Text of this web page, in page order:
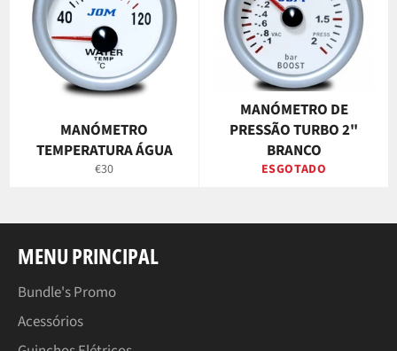
MANÓMETRO
TEMPERATURA ÁGUA
Preço
€30
MANÓMETRO DE
PRESSÃO TURBO 2"
BRANCO
ESGOTADO
MENU PRINCIPAL
Bundle's Promo
Acessórios